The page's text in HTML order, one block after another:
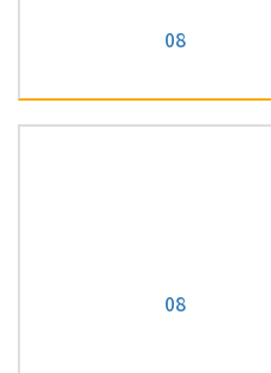
08
08